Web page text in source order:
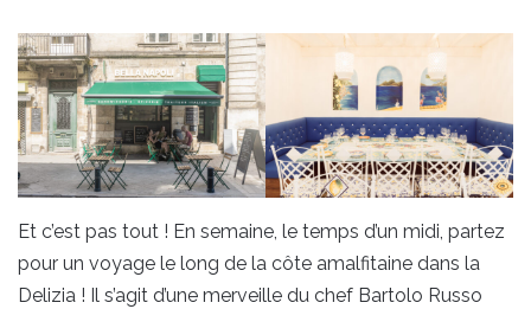
Et c’est pas tout ! En semaine, le temps d’un midi, partez
pour un voyage le long de la côte amalfitaine dans la
Delizia ! Il s’agit d’une merveille du chef Bartolo Russo